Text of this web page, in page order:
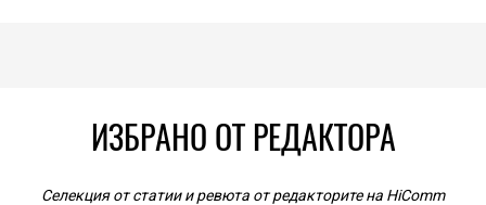
ИЗБРАНО ОТ РЕДАКТОРА
Селекция от статии и ревюта от редакторите на HiComm